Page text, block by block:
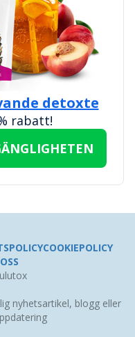
detoxte
rabatt!
COOKIEPOLICY
nyhetsartikel, blogg eller